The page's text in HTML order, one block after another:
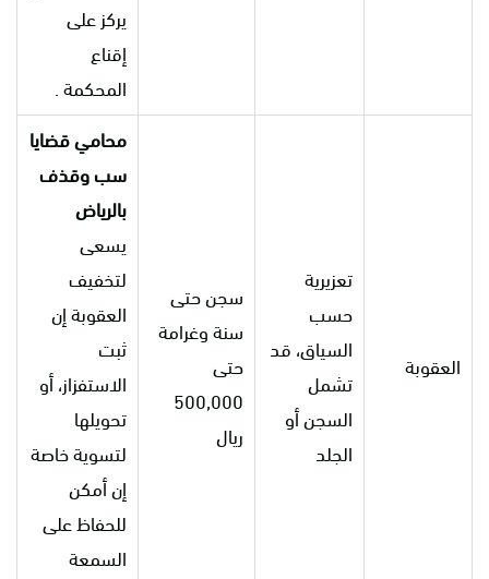
يركز على
إقناع
المحكمة .
العقوبة
تعزيرية
حسب
السياق، قد
تشمل
السجن أو
الجلد
سجن حتى
سنة وغرامة
حتى
500,000
ريال
محامي قضايا
سب وقذف
بالرياض
يسعى
لتخفيف
العقوبة إن
ثبت
الاستفزاز، أو
تحويلها
لتسوية خاصة
إن أمكن
للحفاظ على
السمعة